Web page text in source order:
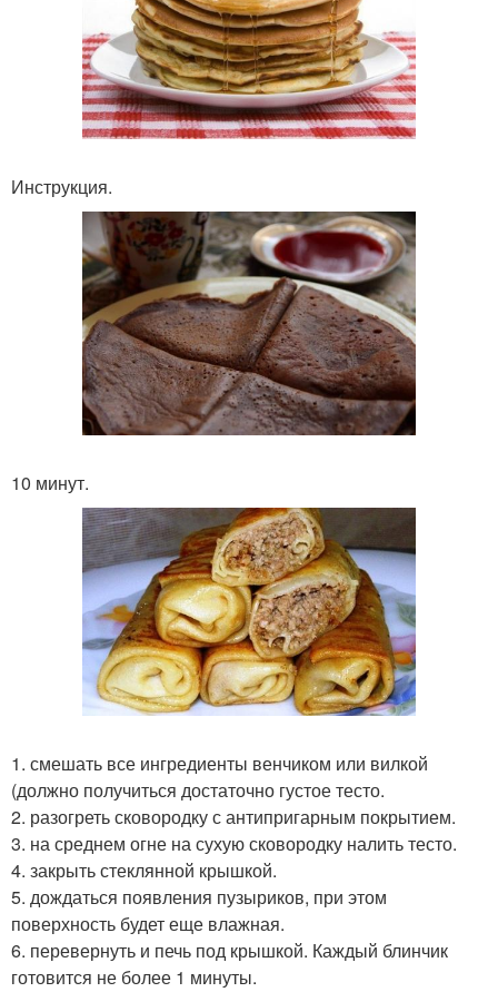
Инструкция.
10 минут.
1. смешать все ингредиенты венчиком или вилкой
(должно получиться достаточно густое тесто.
2. разогреть сковородку с антипригарным покрытием.
3. на среднем огне на сухую сковородку налить тесто.
4. закрыть стеклянной крышкой.
5. дождаться появления пузыриков, при этом
поверхность будет еще влажная.
6. перевернуть и печь под крышкой. Каждый блинчик
готовится не более 1 минуты.